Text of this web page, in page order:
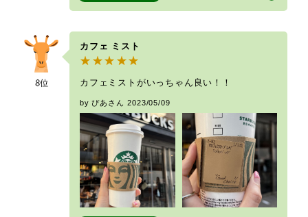
カフェ ミスト
カフェミストがいっちゃん良い！！
by ぴあさん 2023/05/09